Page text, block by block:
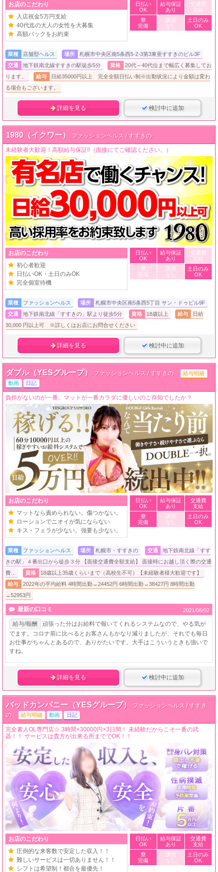
お店のこだわり
入店祝金5万円支給
40代迄の大人の女性を大募集
高額バックをお約束
日払い
OK
給与保証
あり
交通費
支給
寮
完備
講習
なし
土日のみ
OK
業種 店舗型ヘルス 場所
札幌市中央区南5条西5-2-3第3東亜すすきのビル3F
交通
地下鉄南北線すすきの駅徒歩5分 資格
20代～40代位まで幅広く募集してお
ります。
給与
日給35000円以上 完全全額日払い制※出勤状況により金額は変わ
る場合もございます。
詳細を見る 検討中に追加
1980（イクワー） ファッションヘルス / すすきの
未経験者大歓迎！高額給与保証!!（面接にてご確認ください。）
お店のこだわり
初心者歓迎
日払いOK・土日のみOK
完全個室待機
日払い
OK
給与保証
あり
交通費
支給
寮
完備
講習
なし
土日のみ
OK
業種 ファッションヘルス 場所
札幌市中央区南5条西5丁目 サン・ドゥビル9F
交通
地下鉄南北線「すすきの」駅より徒歩5分 資格 18歳以上 給与
日給
30,000 円以上可 ※詳しくはお店にお問合せください
詳細を見る 検討中に追加
ダブル（YESグループ） ファッションヘルス / すすきの
給与明細
動画
日記
負担がないのが一番。マットが一番カラダに優しいのご存知でしたか？
お店のこだわり
マットなら責められない。傷つかない。
ローションでニオイが気にならない
キス・フェラが少ない。強要も少ない。
日払い
OK
給与保証
あり
交通費
支給
寮
完備
講習
なし
土日のみ
OK
業種 ファッションヘルス 場所 札幌市・すすきの 交通
地下鉄南北線「すす
きの駅」４番出口から徒歩３分 【面接交通費全額支給】 面接時にお越し頂く際の交通
費…
資格
18歳以上35歳くらいまで（高校生不可）【未経験者様大歓迎です】
給与
2022年の平均給料 4時間出勤→24452円 6時間出勤→38427円 8時間出勤
→52953円
最新の口コミ 2021/06/02
給与/報酬
頑張った分はお給料で報いてくれるシステムなので、やる気が
でます。コロナ前に比べるとお客さんもかなり減りましたが、それでも毎日
お仕事がちゃんとあるので、ありがたいです。大手はこういうときも強いで
すね。
詳細を見る 検討中に追加
バッドカンパニー（YESグループ）
ファッションヘルス / すすき
の
給与明細 動画 日記
完全素人OL専門店☆ 3時間×30000円×3日間！ 未経験だからこそ一番の武
器！！ サービスは貴方が出来る所まででOK！！
お店のこだわり
圧倒的な来客数で安定した収入！！
難しいサービスは一切ありません！！
シフトは希望制！都合を最優先！
日払い
OK
給与保証
あり
交通費
支給
寮
完備
講習
なし
土日のみ
OK